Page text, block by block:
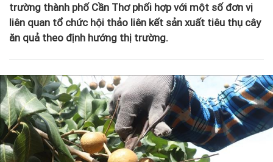
trường thành phố Cần Thơ phối hợp với một số đơn vị
liên quan tổ chức hội thảo liên kết sản xuất tiêu thụ cây
ăn quả theo định hướng thị trường.